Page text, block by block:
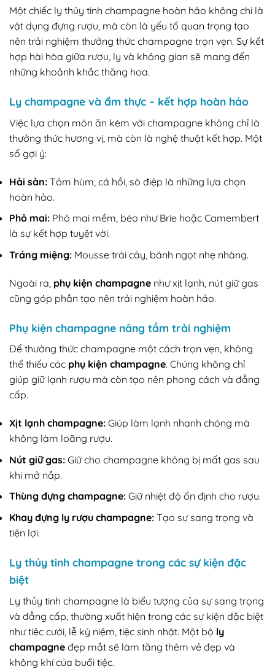
Một chiếc ly thủy tinh champagne hoàn hảo không chỉ là
vật dụng đựng rượu, mà còn là yếu tố quan trọng tạo
nên trải nghiệm thưởng thức champagne trọn vẹn. Sự kết
hợp hài hòa giữa rượu, ly và không gian sẽ mang đến
những khoảnh khắc thăng hoa.
Ly champagne và ẩm thực – kết hợp hoàn hảo
Việc lựa chọn món ăn kèm với champagne không chỉ là
thưởng thức hương vị, mà còn là nghệ thuật kết hợp. Một
số gợi ý:
Hải sản: Tôm hùm, cá hồi, sò điệp là những lựa chọn
hoàn hảo.
Phô mai: Phô mai mềm, béo như Brie hoặc Camembert
là sự kết hợp tuyệt vời.
Tráng miệng: Mousse trái cây, bánh ngọt nhẹ nhàng.
Ngoài ra, phụ kiện champagne như xịt lạnh, nút giữ gas
cũng góp phần tạo nên trải nghiệm hoàn hảo.
Phụ kiện champagne nâng tầm trải nghiệm
Để thưởng thức champagne một cách trọn vẹn, không
thể thiếu các phụ kiện champagne. Chúng không chỉ
giúp giữ lạnh rượu mà còn tạo nên phong cách và đẳng
cấp.
Xịt lạnh champagne: Giúp làm lạnh nhanh chóng mà
không làm loãng rượu.
Nút giữ gas: Giữ cho champagne không bị mất gas sau
khi mở nắp.
Thùng đựng champagne: Giữ nhiệt độ ổn định cho rượu.
Khay đựng ly rượu champagne: Tạo sự sang trọng và
tiện lợi.
Ly thủy tinh champagne trong các sự kiện đặc
biệt
Ly thủy tinh champagne là biểu tượng của sự sang trọng
và đẳng cấp, thường xuất hiện trong các sự kiện đặc biệt
như tiệc cưới, lễ kỷ niệm, tiệc sinh nhật. Một bộ ly
champagne đẹp mắt sẽ làm tăng thêm vẻ đẹp và
không khí của buổi tiệc.